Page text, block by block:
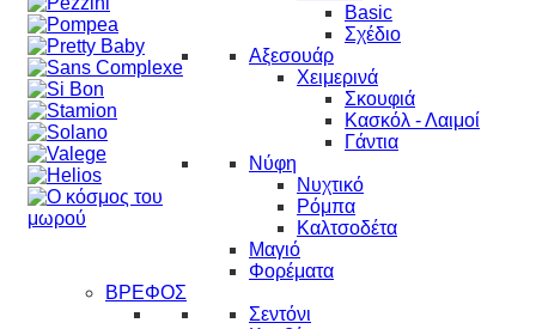
Basic
Σχέδιο
Αξεσουάρ
Χειμερινά
Σκουφιά
Κασκόλ - Λαιμοί
Γάντια
Νύφη
Νυχτικό
Ρόμπα
Καλτσοδέτα
Μαγιό
Φορέματα
ΒΡΕΦΟΣ
Σεντόνι